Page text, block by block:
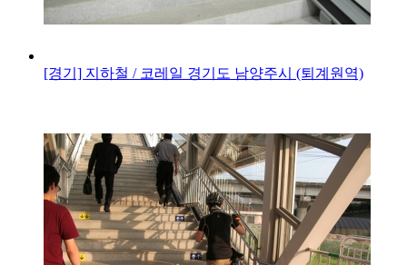
[경기] 지하철 / 코레일 경기도 남양주시 (퇴계원역)